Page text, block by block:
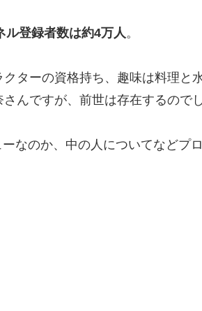
ル登録者数は約4万人 。
ターの資格持ち、趣味は料理と
んですが、前世は存在するので
なのか、中の人についてなどプ